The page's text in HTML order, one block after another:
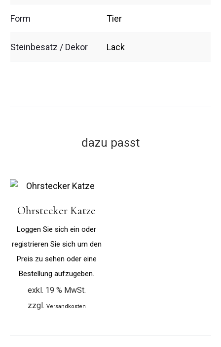
Form Tier
Steinbesatz / Dekor Lack
dazu passt
Ohrstecker Katze
Loggen Sie sich ein oder
registrieren Sie sich um den
Preis zu sehen oder eine
Bestellung aufzugeben.
exkl. 19 % MwSt.
zzgl. Versandkosten